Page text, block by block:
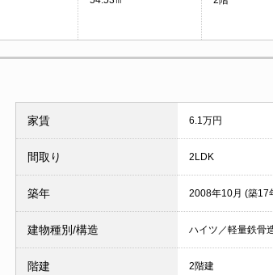
家賃 6.1万円
間取り 2LDK
築年 2008年10月 (築17
建物種別/構造 ハイツ／軽量鉄骨
階建 2階建